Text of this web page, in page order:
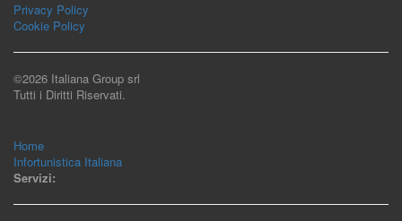
Privacy Policy
Cookie Policy
©2026 Italiana Group srl
Tutti i Diritti Riservati.
Home
Infortunistica Italiana
Servizi: